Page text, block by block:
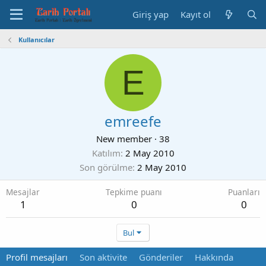
Giriş yap Kayıt ol
Kullanıcılar
E
emreefe
New member · 38
Katılım 2 May 2010
Son görülme 2 May 2010
Mesajlar
1
Tepkime puanı
0
Puanları
0
Bul
Profil mesajları Son aktivite Gönderiler Hakkında